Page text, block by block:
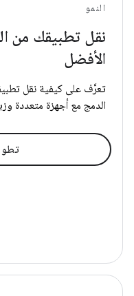
النمو
نقل تطبيقك من
الأفضل
تعرَّف على كيفية نقل
الدمج مع أجهزة متعددة